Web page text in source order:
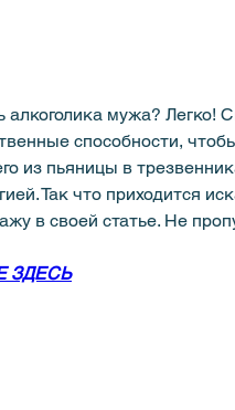
алкоголика мужа? Легко!
способности,
из пьяницы в
Так что приходится
в своей статье. Не
ЗДЕСЬ